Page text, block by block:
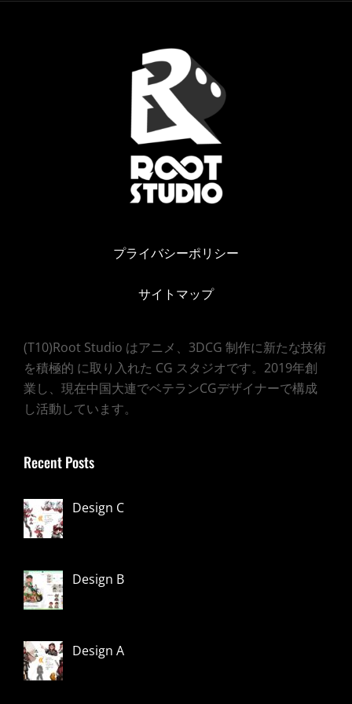
プライバシーポリシー
サイトマップ
(T10)Root Studio はアニメ、3DCG 制作に新たな技術
を積極的 に取り入れた CG スタジオです。2019年創
業し、現在中国大連でベテランCGデザイナーで構成
し活動しています。
Recent Posts
Design C
Design B
Design A